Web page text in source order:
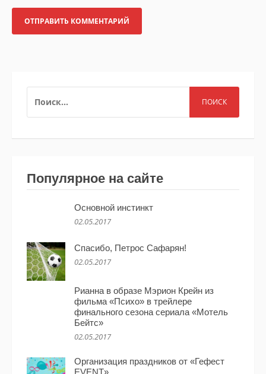
Популярное на сайте
Основной инстинкт
02.05.2017
Спасибо, Петрос Сафарян!
02.05.2017
Рианна в образе Мэрион Крейн из
фильма «Психо» в трейлере
финального сезона сериала «Мотель
Бейтс»
02.05.2017
Организация праздников от «Гефест
EVENT»